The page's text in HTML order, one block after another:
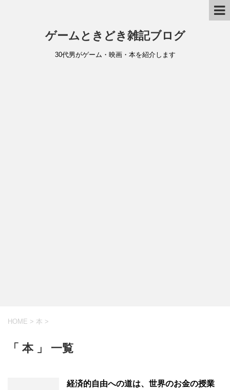
ゲームときどき雑記ブログ
30代男がゲーム・映画・本を紹介します
HOME > 本 >
「 本 」 一覧
経済的自由への道は、世界のお金の授業